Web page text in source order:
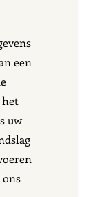
een
uw
ons